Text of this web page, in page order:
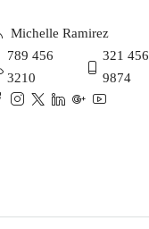
Michelle Ramirez
789 456
3210
321 456
9874